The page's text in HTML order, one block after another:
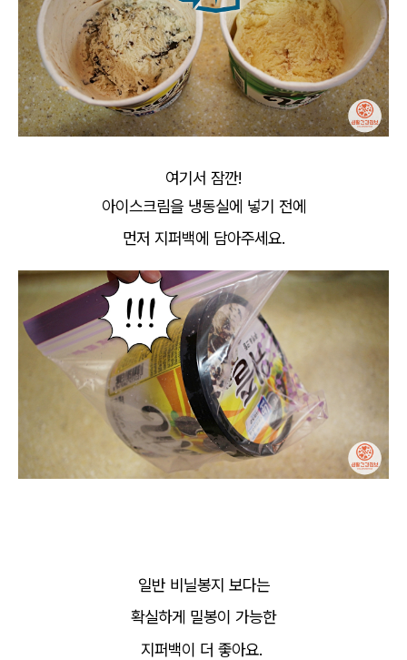
여기서 잠깐!
아이스크림을 냉동실에 넣기 전에
먼저 지퍼백에 담아주세요.
일반 비닐봉지 보다는
확실하게 밀봉이 가능한
지퍼백이 더 좋아요.